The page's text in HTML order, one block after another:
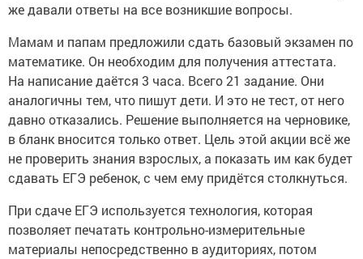
же давали ответы на все возникшие вопросы.
Мамам и папам предложили сдать базовый экзамен по
математике. Он необходим для получения аттестата.
На написание даётся 3 часа. Всего 21 задание. Они
аналогичны тем, что пишут дети. И это не тест, от него
давно отказались. Решение выполняется на черновике,
в бланк вносится только ответ. Цель этой акции всё же
не проверить знания взрослых, а показать им как будет
сдавать ЕГЭ ребенок, с чем ему придётся столкнуться.
При сдаче ЕГЭ используется технология, которая
позволяет печатать контрольно-измерительные
материалы непосредственно в аудиториях, потом